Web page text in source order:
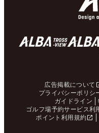
広告掲載について
プライバシーポリシ
ガイドライン
ゴルフ場予約サービス利
ポイント利用規約